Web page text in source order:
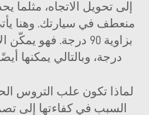
إلى تحويل الاتجاه،
منعطف في سيارتك. وهنا
درجة، وبالتالي يمكنها
لماذا تكون علب التروس
السبب في كفاءتها إلى